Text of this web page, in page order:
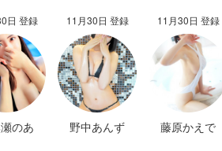
日 登録
のあ
11月30日 登録
野中あんず
11月30日 登録
藤原かえで